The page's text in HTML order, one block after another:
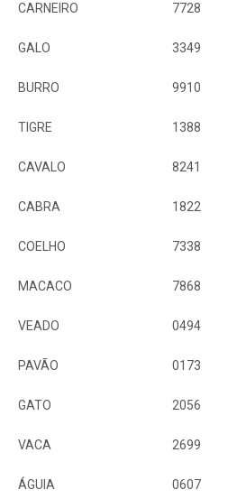
CARNEIRO 7728
GALO 3349
BURRO 9910
TIGRE 1388
CAVALO 8241
CABRA 1822
COELHO 7338
MACACO 7868
VEADO 0494
PAVÃO 0173
GATO 2056
VACA 2699
ÁGUIA 0607